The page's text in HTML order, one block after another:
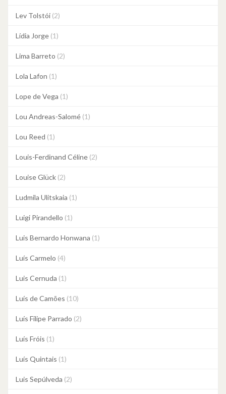
Lev Tolstói (2)
Lídia Jorge (1)
Lima Barreto (2)
Lola Lafon (1)
Lope de Vega (1)
Lou Andreas-Salomé (1)
Lou Reed (1)
Louis-Ferdinand Céline (2)
Louise Glück (2)
Ludmila Ulitskaia (1)
Luigi Pirandello (1)
Luis Bernardo Honwana (1)
Luís Carmelo (4)
Luis Cernuda (1)
Luís de Camões (10)
Luís Filipe Parrado (2)
Luís Fróis (1)
Luís Quintais (1)
Luis Sepúlveda (2)